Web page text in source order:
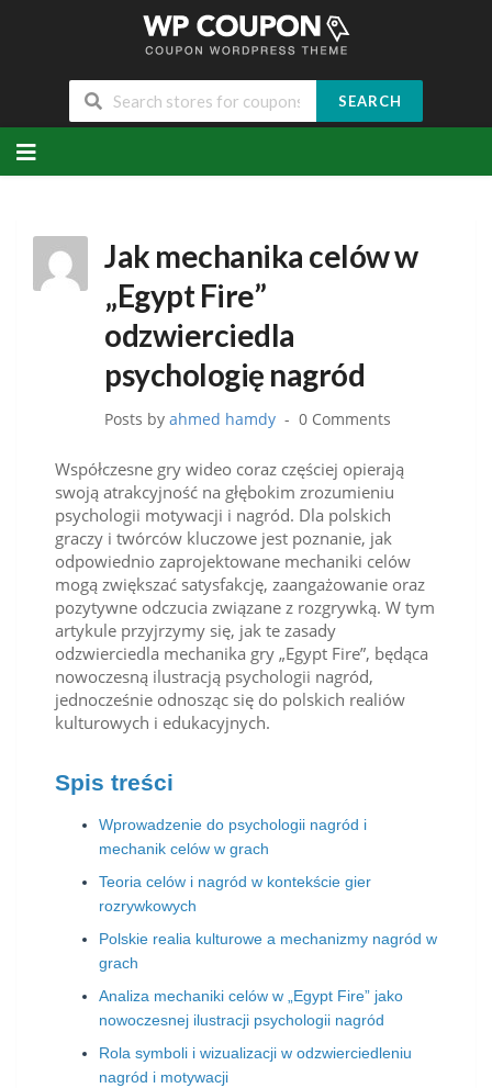
SEARCH
to
content
Jak mechanika celów w
„Egypt Fire”
odzwierciedla
psychologię nagród
Posts by ahmed hamdy 0 Comments
Współczesne gry wideo coraz częściej opierają
swoją atrakcyjność na głębokim zrozumieniu
psychologii motywacji i nagród. Dla polskich
graczy i twórców kluczowe jest poznanie, jak
odpowiednio zaprojektowane mechaniki celów
mogą zwiększać satysfakcję, zaangażowanie oraz
pozytywne odczucia związane z rozgrywką. W tym
artykule przyjrzymy się, jak te zasady
odzwierciedla mechanika gry „Egypt Fire”, będąca
nowoczesną ilustracją psychologii nagród,
jednocześnie odnosząc się do polskich realiów
kulturowych i edukacyjnych.
Spis treści
Wprowadzenie do psychologii nagród i
mechanik celów w grach
Teoria celów i nagród w kontekście gier
rozrywkowych
Polskie realia kulturowe a mechanizmy nagród w
grach
Analiza mechaniki celów w „Egypt Fire” jako
nowoczesnej ilustracji psychologii nagród
Rola symboli i wizualizacji w odzwierciedleniu
nagród i motywacji